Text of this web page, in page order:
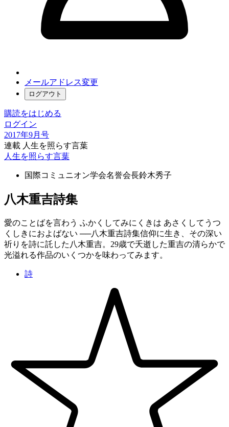
メールアドレス変更
ログアウト
購読をはじめる
ログイン
2017年9月号
連載 人生を照らす言葉
人生を照らす言葉
国際コミュニオン学会名誉会長鈴木秀子
八木重吉詩集
愛のことばを言わう ふかくしてみにくきは あさくしてうつ
くしきにおよばない ──八木重吉詩集信仰に生き、その深い
祈りを詩に託した八木重吉。29歳で夭逝した重吉の清らかで
光溢れる作品のいくつかを味わってみます。
詩